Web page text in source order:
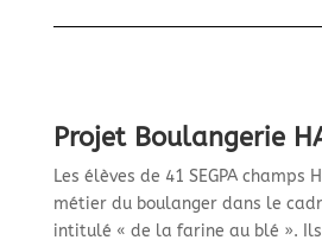
Projet Boulangerie
Les élèves de 41 SEGPA champs
métier du boulanger dans le
intitulé « de la farine au blé ».